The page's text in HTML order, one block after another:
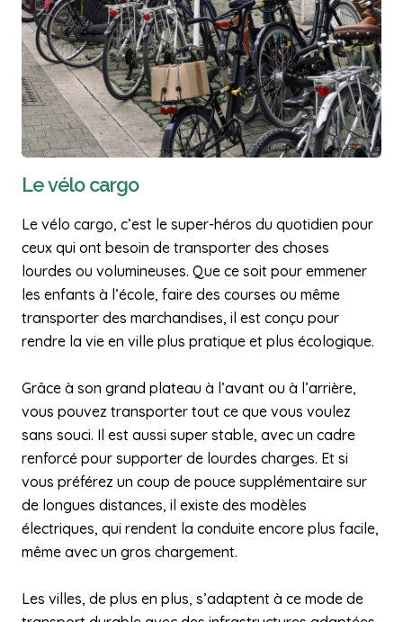
Le vélo cargo
Le vélo cargo, c’est le super-héros du quotidien pour
ceux qui ont besoin de transporter des choses
lourdes ou volumineuses. Que ce soit pour emmener
les enfants à l’école, faire des courses ou même
transporter des marchandises, il est conçu pour
rendre la vie en ville plus pratique et plus écologique.
Grâce à son grand plateau à l’avant ou à l’arrière,
vous pouvez transporter tout ce que vous voulez
sans souci. Il est aussi super stable, avec un cadre
renforcé pour supporter de lourdes charges. Et si
vous préférez un coup de pouce supplémentaire sur
de longues distances, il existe des modèles
électriques, qui rendent la conduite encore plus facile,
même avec un gros chargement.
Les villes, de plus en plus, s’adaptent à ce mode de